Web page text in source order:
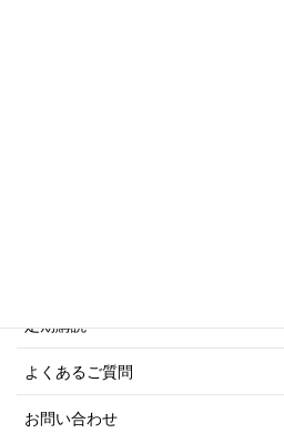
定期購読
よくあるご質問
お問い合わせ